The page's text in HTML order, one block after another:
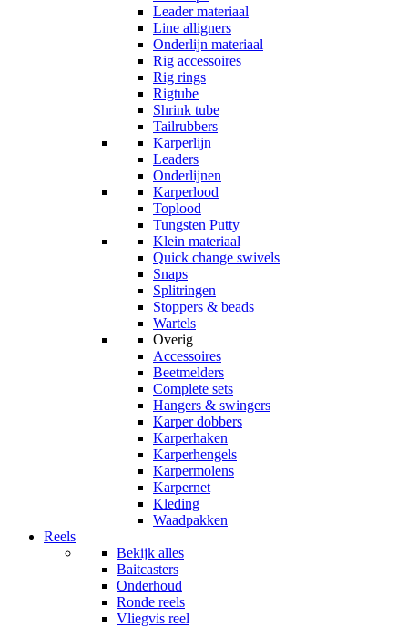
Leader materiaal
Line alligners
Onderlijn materiaal
Rig accessoires
Rig rings
Rigtube
Shrink tube
Tailrubbers
Karperlijn
Leaders
Onderlijnen
Karperlood
Toplood
Tungsten Putty
Klein materiaal
Quick change swivels
Snaps
Splitringen
Stoppers & beads
Wartels
Overig
Accessoires
Beetmelders
Complete sets
Hangers & swingers
Karper dobbers
Karperhaken
Karperhengels
Karpermolens
Karpernet
Kleding
Waadpakken
Reels
Bekijk alles
Baitcasters
Onderhoud
Ronde reels
Vliegvis reel